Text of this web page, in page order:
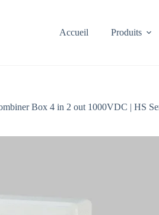
Accueil Produits
Box 4 in 2 out 1000VDC | HS